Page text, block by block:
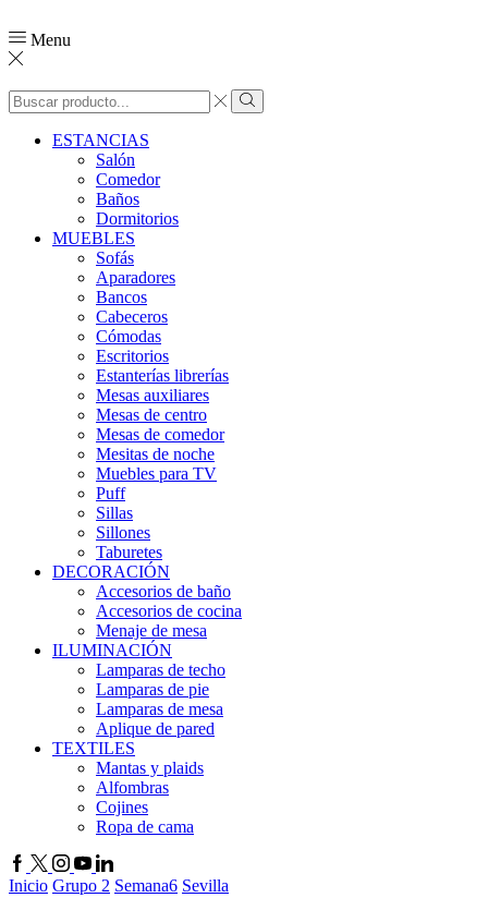
Menu
ESTANCIAS
Salón
Comedor
Baños
Dormitorios
MUEBLES
Sofás
Aparadores
Bancos
Cabeceros
Cómodas
Escritorios
Estanterías librerías
Mesas auxiliares
Mesas de centro
Mesas de comedor
Mesitas de noche
Muebles para TV
Puff
Sillas
Sillones
Taburetes
DECORACIÓN
Accesorios de baño
Accesorios de cocina
Menaje de mesa
ILUMINACIÓN
Lamparas de techo
Lamparas de pie
Lamparas de mesa
Aplique de pared
TEXTILES
Mantas y plaids
Alfombras
Cojines
Ropa de cama
Inicio Grupo 2 Semana6 Sevilla